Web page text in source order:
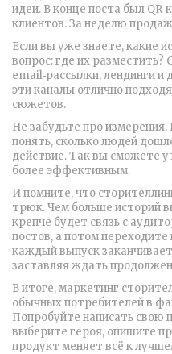
идеи. В конце поста был
клиентов. За неделю
Если вы уже знаете, какие
вопрос: где их разместить?
email‑рассылки, лендинги и
эти каналы отлично
сюжетов.
Не забудьте про
понять, сколько людей
действие. Так вы сможете
более эффективным.
И помните, что
трюк. Чем больше историй
крепче будет связь с
постов, а потом
каждый выпуск
заставляя ждать
В итоге, маркетинг
обычных потребителей в
Попробуйте написать свою
выберите героя, опишите
продукт меняет всё к